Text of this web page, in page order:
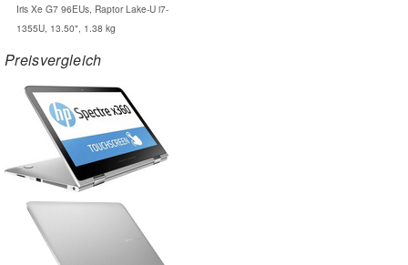
Iris Xe G7 96EUs, Raptor Lake-U i7-
1355U, 13.50", 1.38 kg
Preisvergleich